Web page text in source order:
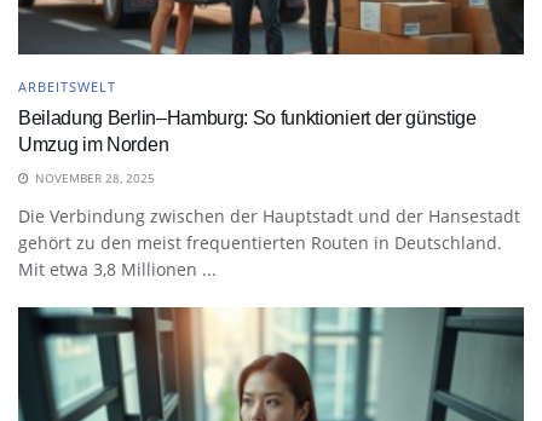
ARBEITSWELT
Beiladung Berlin–Hamburg: So funktioniert der günstige
Umzug im Norden
NOVEMBER 28, 2025
Die Verbindung zwischen der Hauptstadt und der Hansestadt
gehört zu den meist frequentierten Routen in Deutschland.
Mit etwa 3,8 Millionen ...